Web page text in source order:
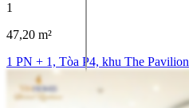
1
47,20 m²
1 PN + 1, Tòa P4, khu The Pavilion